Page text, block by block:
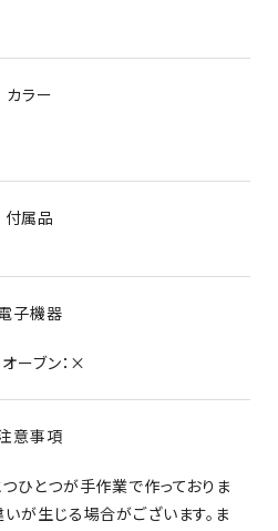
カラー
付属品
子機器
ーブン：×
意事項
つひとつが手作業で作っておりま
が生じる場合がございます。ま